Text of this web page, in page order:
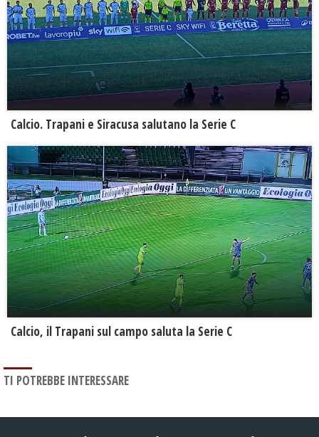
Calcio. Trapani e Siracusa salutano la Serie C
Calcio, il Trapani sul campo saluta la Serie C
TI POTREBBE INTERESSARE